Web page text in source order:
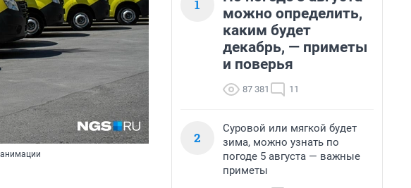
1
можно определить,
каким будет
декабрь, — приметы
и поверья
87 381 11
2
Суровой или мягкой будет
зима, можно узнать по
погоде 5 августа — важные
приметы